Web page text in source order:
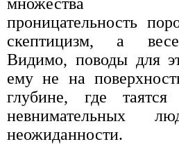
проницательность
скептицизм, а
Видимо, поводы для
ему не на
глубине, где
невнимательных
неожиданности.